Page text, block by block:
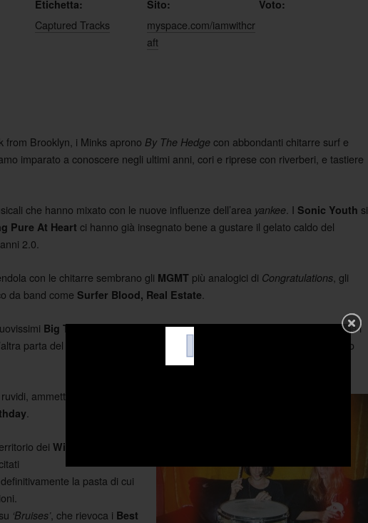
Etichetta: Sito: Voto:
Captured Tracks
myspace.com/iamwithcr
aft
from Brooklyn, i Minks aprono By The Hedge con abbondanti chitarre surf e
imparato a conoscere negli ultimi anni, cori e riprese con riverberi, e tastiere
che hanno mixato con le nuove influenze dell’area yankee . I Sonic Youth si
Pure At Heart ci hanno già insegnato bene a gustare il gelato caldo del
2.0.
con le chitarre sembrano gli MGMT più analogici di Congratulations , gli
da band come Surfer Blood, Real Estate
Big Troublesla troviamo in‘Indian Ocean’, più marcata di quella che i
parta del fosso/gap generazionale, la stessa che ha conquistato a quanto
ammettono le influenze
dei Wild Nothing
la pasta di cui
‘Bruises’, che rievoca i Best